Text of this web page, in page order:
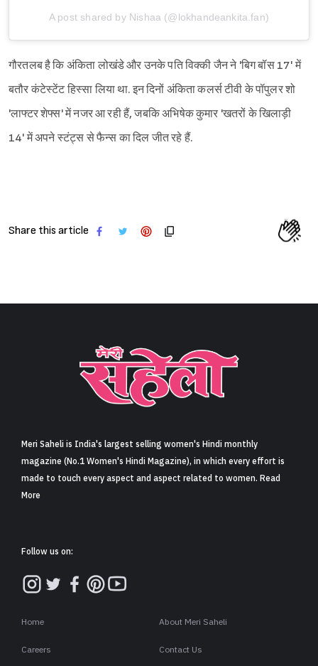
A post shared by Nishaa (@lokhandeankita.fan)
गौरतलब है कि अंकिता लोखंडे और उनके पति विक्की जैन ने 'बिग बॉस 17' में
बतौर कंटेस्टेंट हिस्सा लिया था. इन दिनों अंकिता कलर्स टीवी के पॉपुलर शो
'लाफ्टर शेफ्स' में नजर आ रही हैं, जबकि अभिषेक कुमार 'खतरों के खिलाड़ी
14' में अपने स्टंट्स से फैन्स का दिल जीत रहे हैं.
Share this article
Meri Saheli is India's largest selling women's Hindi monthly
magazine (No.1 Women's Hindi Magazine), in which every effort is
made to touch every aspect and aspect related to women. Read
More
Follow us on:
Home About Meri Saheli
Careers Contact Us